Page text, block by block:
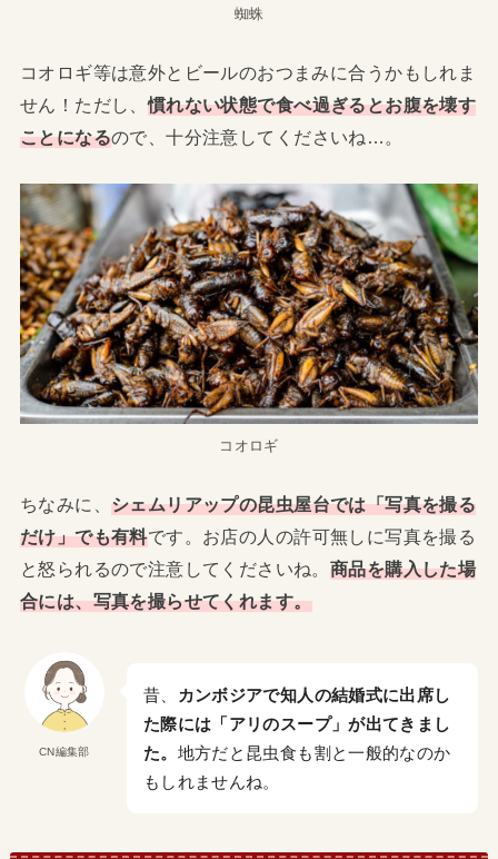
蜘蛛
コオロギ等は意外とビールのおつまみに合うかもしれま
せん！ただし、慣れない状態で食べ過ぎるとお腹を壊す
ことになるので、十分注意してくださいね…。
コオロギ
ちなみに、 シェムリアップの昆虫屋台では「写真を撮る
だけ」でも有料です。お店の人の許可無しに写真を撮る
と怒られるので注意してくださいね。 商品を購入した場
合には、写真を撮らせてくれます。
CN編集部
昔、
カンボジアで知人の結婚式に出席し
た際には「アリのスープ」が出てきまし
た。 地方だと昆虫食も割と一般的なのか
もしれませんね。